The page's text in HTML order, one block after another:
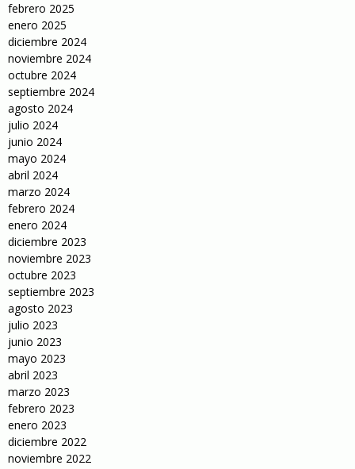
febrero 2025
enero 2025
diciembre 2024
noviembre 2024
octubre 2024
septiembre 2024
agosto 2024
julio 2024
junio 2024
mayo 2024
abril 2024
marzo 2024
febrero 2024
enero 2024
diciembre 2023
noviembre 2023
octubre 2023
septiembre 2023
agosto 2023
julio 2023
junio 2023
mayo 2023
abril 2023
marzo 2023
febrero 2023
enero 2023
diciembre 2022
noviembre 2022